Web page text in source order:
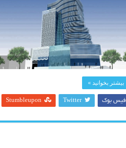
بیشتر بخوانید »
فیس بوک Twitter
Stumbleupon